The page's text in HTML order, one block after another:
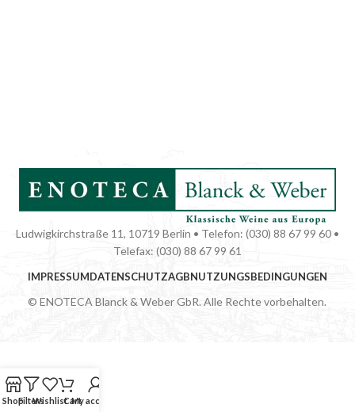
Ludwigkirchstraße 11, 10719 Berlin • Telefon: (030) 88 67 99 60 •
Telefax: (030) 88 67 99 61
IMPRESSUMDATENSCHUTZAGBNUTZUNGSBEDINGUNGEN
© ENOTECA Blanck & Weber GbR. Alle Rechte vorbehalten.
ShopFiltersWishlistCartMy account